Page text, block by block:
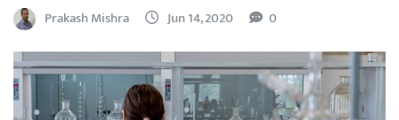
Prakash Mishra Jun 14, 2020 0